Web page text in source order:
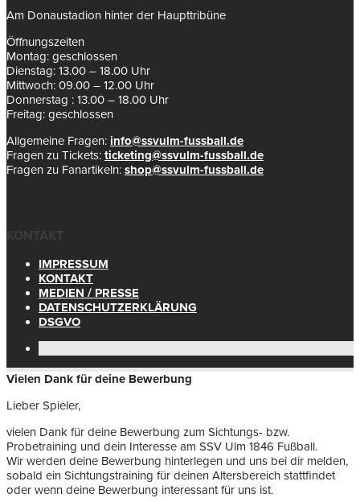
Am Donaustadion hinter der Haupttribüne
Öffnungszeiten
Montag: geschlossen
Dienstag: 13.00 – 18.00 Uhr
Mittwoch: 09.00 – 12.00 Uhr
Donnerstag : 13.00 – 18.00 Uhr
Freitag: geschlossen
Allgemeine Fragen: info@ssvulm-fussball.de
Fragen zu Tickets: ticketing@ssvulm-fussball.de
Fragen zu Fanartikeln: shop@ssvulm-fussball.de
KONTAKT
IMPRESSUM
KONTAKT
MEDIEN / PRESSE
DATENSCHUTZERKLÄRUNG
DSGVO
Vielen Dank für deine Bewerbung
Lieber Spieler,
vielen Dank für deine Bewerbung zum Sichtungs- bzw.
Probetraining und dein Interesse am SSV Ulm 1846 Fußball.
Wir werden deine Bewerbung hinterlegen und uns bei dir melden,
sobald ein Sichtungstraining für deinen Altersbereich stattfindet
oder wenn deine Bewerbung interessant für uns ist.